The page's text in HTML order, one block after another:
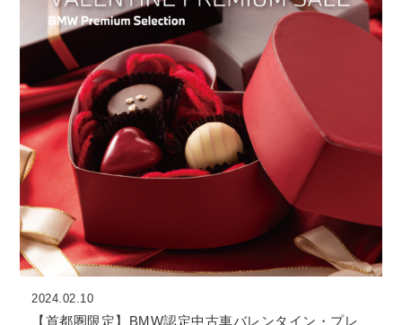
2024.02.10
【首都圏限定】BMW認定中古車バレンタイン・プレ